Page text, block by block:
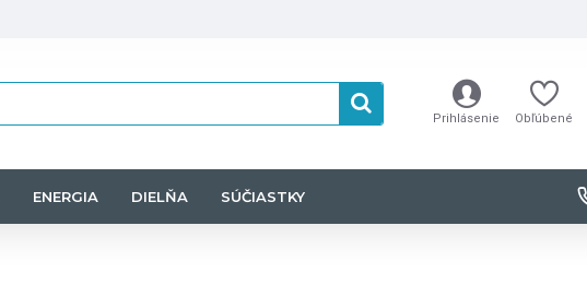
Prihlásenie Obľúbené
ENERGIA DIELŇA SÚČIASTKY